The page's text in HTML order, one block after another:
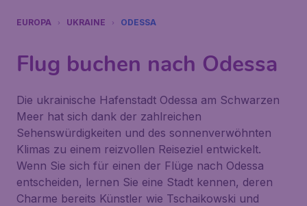
EUROPA UKRAINE ODESSA
Flug buchen nach Odessa
Die ukrainische Hafenstadt Odessa am Schwarzen
Meer hat sich dank der zahlreichen
Sehenswürdigkeiten und des sonnenverwöhnten
Klimas zu einem reizvollen Reiseziel entwickelt.
Wenn Sie sich für einen der Flüge nach Odessa
entscheiden, lernen Sie eine Stadt kennen, deren
Charme bereits Künstler wie Tschaikowski und